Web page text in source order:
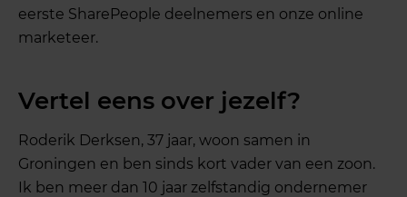
eerste SharePeople deelnemers en onze online
marketeer.
Vertel eens over jezelf?
Roderik Derksen, 37 jaar, woon samen in
Groningen en ben sinds kort vader van een zoon.
Ik ben meer dan 10 jaar zelfstandig ondernemer